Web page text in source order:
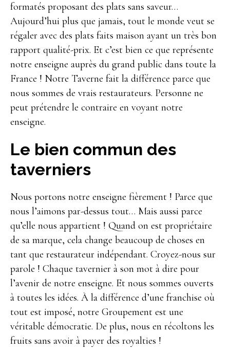
formatés proposant des plats sans saveur…
Aujourd’hui plus que jamais, tout le monde veut se
régaler avec des plats faits maison ayant un très bon
rapport qualité-prix. Et c’est bien ce que représente
notre enseigne auprès du grand public dans toute la
France ! Notre Taverne fait la différence parce que
nous sommes de vrais restaurateurs. Personne ne
peut prétendre le contraire en voyant notre
enseigne.
Le bien commun des
taverniers
Nous portons notre enseigne fièrement ! Parce que
nous l’aimons par-dessus tout… Mais aussi parce
qu’elle nous appartient ! Quand on est propriétaire
de sa marque, cela change beaucoup de choses en
tant que restaurateur indépendant. Croyez-nous sur
parole ! Chaque tavernier à son mot à dire pour
l’avenir de notre enseigne. Et nous sommes ouverts
à toutes les idées. À la différence d’une franchise où
tout est imposé, notre Groupement est une
véritable démocratie. De plus, nous en récoltons les
fruits sans avoir à payer des royalties !